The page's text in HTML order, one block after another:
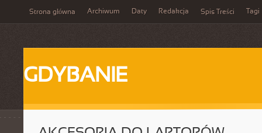
Strona główna Archiwum Daty Redakcja Spis Treści Tagi
GDYBANIE